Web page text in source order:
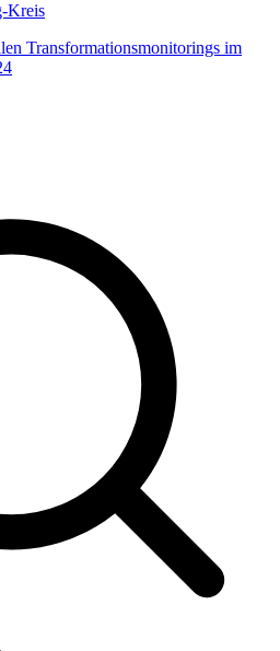
Kreis
Transformationsmonitorings im